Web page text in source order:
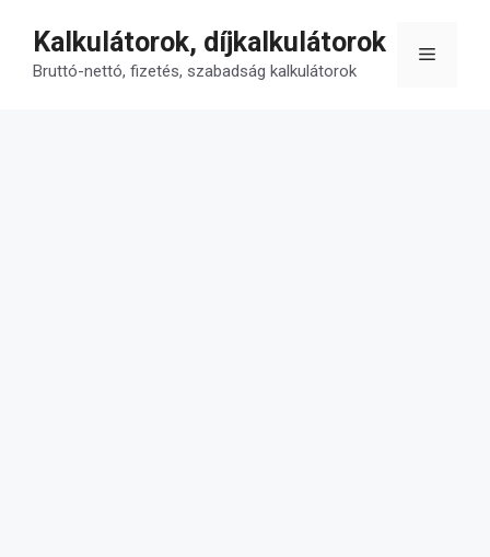
tartalomba
Kalkulátorok, díjkalkulátorok
Bruttó-nettó, fizetés, szabadság kalkulátorok
Menü